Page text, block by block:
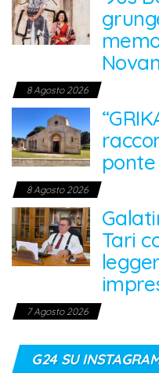
8 Agosto 2026
8 Agosto 2026
Tari
7 Agosto 2026
G24 SU